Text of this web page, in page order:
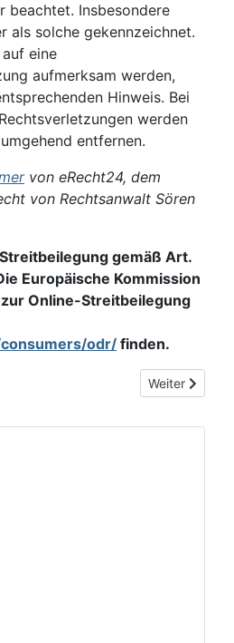
beachtet. Insbesondere
als solche gekennzeichnet.
eine
aufmerksam werden,
Hinweis. Bei
werden
entfernen.
von eRecht24, dem
von Rechtsanwalt Sören
gemäß Art.
Europäische Kommission
Online-Streitbeilegung
odr/ finden.
Nächster
Weiter